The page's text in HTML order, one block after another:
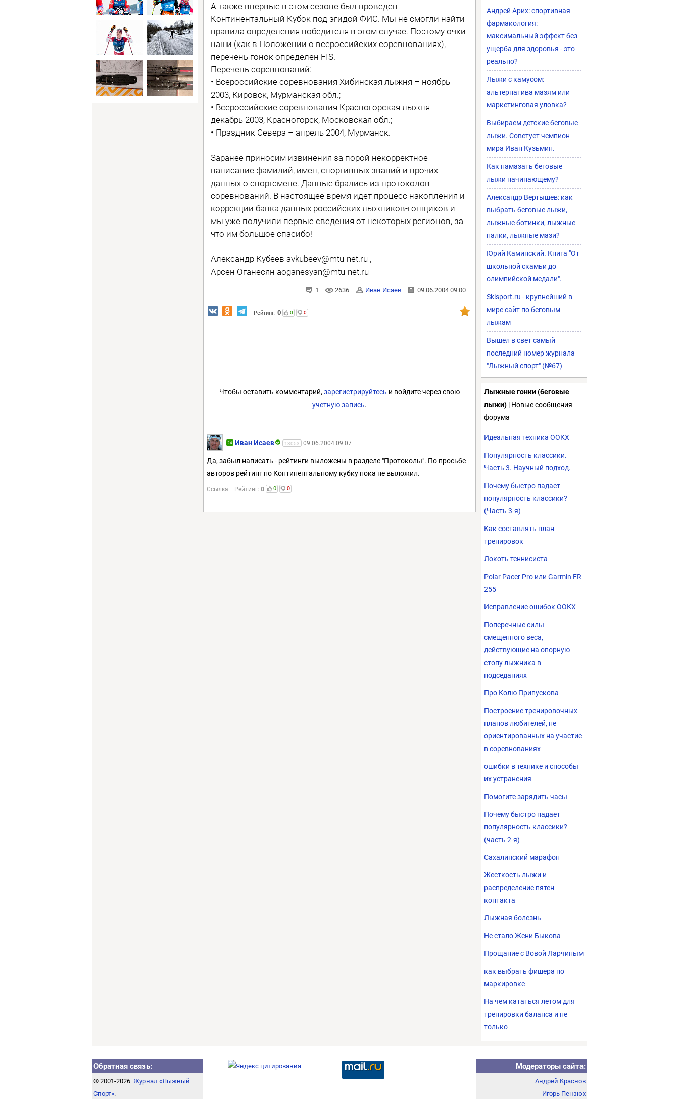
А также впервые в этом сезоне был проведен
Континентальный Кубок под эгидой ФИС. Мы не смогли найти
правила определения победителя в этом случае. Поэтому очки
наши (как в Положении о всероссийских соревнованиях),
перечень гонок определен FIS.
Перечень соревнований:
• Всероссийские соревнования Хибинская лыжня – ноябрь
2003, Кировск, Мурманская обл.;
• Всероссийские соревнования Красногорская лыжня –
декабрь 2003, Красногорск, Московская обл.;
• Праздник Севера – апрель 2004, Мурманск.
Заранее приносим извинения за порой некорректное
написание фамилий, имен, спортивных званий и прочих
данных о спортсмене. Данные брались из протоколов
соревнований. В настоящее время идет процесс накопления и
коррекции банка данных российских лыжников-гонщиков и
мы уже получили первые сведения от некоторых регионов, за
что им большое спасибо!
Александр Кубеев avkubeev@mtu-net.ru ,
Арсен Оганесян aoganesyan@mtu-net.ru
1 2636 Иван Исаев 09.06.2004 09:00
Рейтинг: 0 0 0
Чтобы оставить комментарий, зарегистрируйтесь и войдите через свою
учетную запись.
24 Иван Исаев 13053 09.06.2004 09:07
Да, забыл написать - рейтинги выложены в разделе "Протоколы". По просьбе
авторов рейтинг по Континентальному кубку пока не выложил.
Ссылка Рейтинг: 0 0 0
Андрей Арих: спортивная
фармакология:
максимальный эффект без
ущерба для здоровья - это
реально?
Лыжи с камусом:
альтернатива мазям или
маркетинговая уловка?
Выбираем детские беговые
лыжи. Советует чемпион
мира Иван Кузьмин.
Как намазать беговые
лыжи начинающему?
Александр Вертышев: как
выбрать беговые лыжи,
лыжные ботинки, лыжные
палки, лыжные мази?
Юрий Каминский. Книга "От
школьной скамьи до
олимпийской медали".
Skisport.ru - крупнейший в
мире сайт по беговым
лыжам
Вышел в свет самый
последний номер журнала
"Лыжный спорт" (№67)
Лыжные гонки (беговые
лыжи) | Новые сообщения
форума
Идеальная техника ООКХ
Популярность классики.
Часть 3. Научный подход.
Почему быстро падает
популярность классики?
(Часть 3-я)
Как составлять план
тренировок
Локоть теннисиста
Polar Pacer Pro или Garmin FR
255
Исправление ошибок ООКХ
Поперечные силы
смещенного веса,
действующие на опорную
стопу лыжника в
подседаниях
Про Колю Припускова
Построение тренировочных
планов любителей, не
ориентированных на участие
в соревнованиях
ошибки в технике и способы
их устранения
Помогите зарядить часы
Почему быстро падает
популярность классики?
(часть 2-я)
Сахалинский марафон
Жесткость лыжи и
распределение пятен
контакта
Лыжная болезнь
Не стало Жени Быкова
Прощание с Вовой Ларчиным
как выбрать фишера по
маркировке
На чем кататься летом для
тренировки баланса и не
только
Обратная связь:
© 2001-2026 Журнал «Лыжный
Спорт».
Модераторы сайта:
Андрей Краснов
Игорь Пензюх